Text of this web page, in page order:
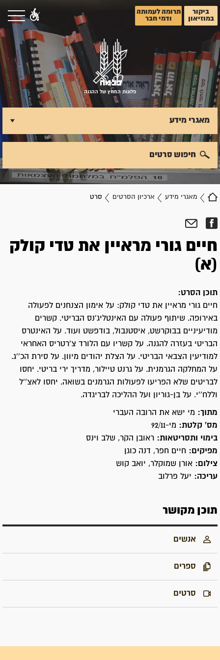
ביקור
במוזיאון
תרומה לעמותה
ודמי חבר
פלוגות המחץ של ההגנה
מאגרי מידע ארכיון הסרטים סרט
מאגרי מידע
חיפוש סרטים
חיים גורי מראיין את טדי קולק
(א)
תוכן הסרט:
חיים גורי מראיין את טדי קולק: על אימון הצנחנים לפעולה
באירופה. שיתוף פעולה עם האינטליג'נס הבריטי. קשרים
מודיעיניים בבוקרשט, איסטנבול, בודפשט ועוד. על האינטרס
הבריטי בעזרה להגנה. על קשריו עם הלורד צ'רטריס האחראי
למודיעין הצבאי הבריטי. על הצלת יהודים מיוון. על סירת הכ''ג.
על המחלקה הגרמנית. על גרנט טיילור, מדריך ירי בריטי. יחסו
לבריטים שלא הפריעו לפעולות הגרמנים בשואה. יחסו לאצ''ל
וללח''י. על בן-גוריון ועל ההליכה לבריגדה.
מתוך: מי ישא את הרובה העברי
מס' קלטת: מי-92/11
בימוי ותסריטאות: ראובן הקר, שלב וינס
מפיקים: חיים חפר, דנה כוגן
צילום: אורן שמוקלר, יואב קוש
עריכה: יעל פרלוב
תוכן מקושר
אנשים
ספרים
סרטים